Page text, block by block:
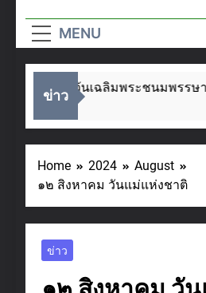
อา
นค
MENU
ข่าว
ในโอกาสวันเฉลิมพระชนมพรรษา
Home 2024
August
๑๒ สิงหาคม วันแม่แห่งชาติ
ข่าว